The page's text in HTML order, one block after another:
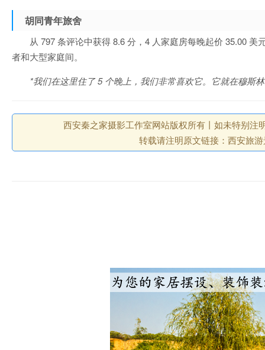
胡同青年旅舍
从 797 条评论中获得 8.6 分，4 人家庭房每晚起价 35.00
者和大型家庭间。
*我们在这里住了 5 个晚上，我们非常喜欢它。它就在穆斯
西安秦之家摄影工作室网站版权所有丨如未特别
转载请注明原文链接：西安